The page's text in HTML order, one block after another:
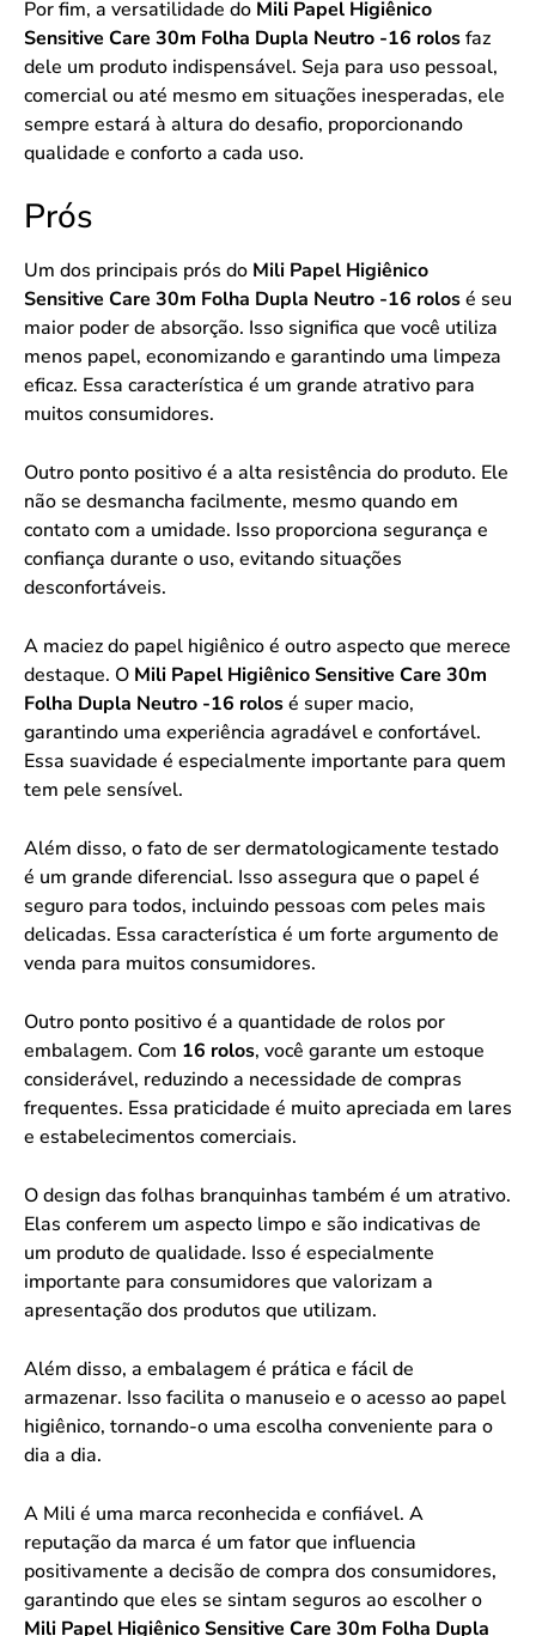
Por fim, a versatilidade do Mili Papel Higiênico
Sensitive Care 30m Folha Dupla Neutro -16 rolosfaz
dele um produto indispensável. Seja para uso pessoal,
comercial ou até mesmo em situações inesperadas, ele
sempre estará à altura do desafio, proporcionando
qualidade e conforto a cada uso.
Prós
Um dos principais prós do Mili Papel Higiênico
Sensitive Care 30m Folha Dupla Neutro -16 rolosé seu
maior poder de absorção. Isso significa que você utiliza
menos papel, economizando e garantindo uma limpeza
eficaz. Essa característica é um grande atrativo para
muitos consumidores.
Outro ponto positivo é a alta resistência do produto. Ele
não se desmancha facilmente, mesmo quando em
contato com a umidade. Isso proporciona segurança e
confiança durante o uso, evitando situações
desconfortáveis.
A maciez do papel higiênico é outro aspecto que merece
destaque. O Mili Papel Higiênico Sensitive Care 30m
Folha Dupla Neutro -16 rolosé super macio,
garantindo uma experiência agradável e confortável.
Essa suavidade é especialmente importante para quem
tem pele sensível.
Além disso, o fato de ser dermatologicamente testado
é um grande diferencial. Isso assegura que o papel é
seguro para todos, incluindo pessoas com peles mais
delicadas. Essa característica é um forte argumento de
venda para muitos consumidores.
Outro ponto positivo é a quantidade de rolos por
embalagem. Com 16 rolos, você garante um estoque
considerável, reduzindo a necessidade de compras
frequentes. Essa praticidade é muito apreciada em lares
e estabelecimentos comerciais.
O design das folhas branquinhas também é um atrativo.
Elas conferem um aspecto limpo e são indicativas de
um produto de qualidade. Isso é especialmente
importante para consumidores que valorizam a
apresentação dos produtos que utilizam.
Além disso, a embalagem é prática e fácil de
armazenar. Isso facilita o manuseio e o acesso ao papel
higiênico, tornando-o uma escolha conveniente para o
dia a dia.
A Mili é uma marca reconhecida e confiável. A
reputação da marca é um fator que influencia
positivamente a decisão de compra dos consumidores,
garantindo que eles se sintam seguros ao escolher o
Mili Papel Higiênico Sensitive Care 30m Folha Dupla